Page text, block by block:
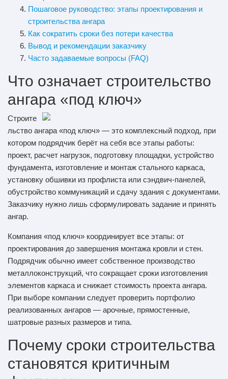
Пошаговое руководство: этапы проектирования и
строительства ангара
Как сократить сроки без потери качества
Вывод и рекомендации заказчику
Часто задаваемые вопросы (FAQ)
Что означает строительство
ангара «под ключ»
Строите
льство ангара «под ключ» — это комплексный подход, при
котором подрядчик берёт на себя все этапы работы:
проект, расчет нагрузок, подготовку площадки, устройство
фундамента, изготовление и монтаж стального каркаса,
установку обшивки из профлиста или сэндвич-панелей,
обустройство коммуникаций и сдачу здания с документами.
Заказчику нужно лишь сформулировать задание и принять
ангар.
Компания «под ключ» координирует все этапы: от
проектирования до завершения монтажа кровли и стен.
Подрядчик обычно имеет собственное производство
металлоконструкций, что сокращает сроки изготовления
элементов каркаса и снижает стоимость проекта ангара.
При выборе компании следует проверить портфолио
реализованных ангаров — арочные, прямостенные,
шатровые разных размеров и типа.
Почему сроки строительства
становятся критичным